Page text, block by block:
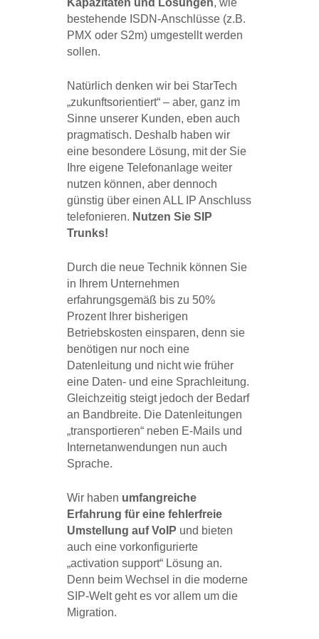
bestehende ISDN-Anschlüsse (z.B.
PMX oder S2m) umgestellt werden
sollen.
Natürlich denken wir bei StarTech
„zukunftsorientiert“ – aber, ganz im
Sinne unserer Kunden, eben auch
pragmatisch. Deshalb haben wir
eine besondere Lösung, mit der Sie
Ihre eigene Telefonanlage weiter
nutzen können, aber dennoch
günstig über einen ALL IP Anschluss
telefonieren. Nutzen Sie SIP
Trunks!
Durch die neue Technik können Sie
in Ihrem Unternehmen
erfahrungsgemäß bis zu 50%
Prozent Ihrer bisherigen
Betriebskosten einsparen, denn sie
benötigen nur noch eine
Datenleitung und nicht wie früher
eine Daten- und eine Sprachleitung.
Gleichzeitig steigt jedoch der Bedarf
an Bandbreite. Die Datenleitungen
„transportieren“ neben E-Mails und
Internetanwendungen nun auch
Sprache.
Wir haben umfangreiche
Erfahrung für eine fehlerfreie
Umstellung auf VoIP und bieten
auch eine vorkonfigurierte
„activation support“ Lösung an.
Denn beim Wechsel in die moderne
SIP-Welt geht es vor allem um die
Migration.